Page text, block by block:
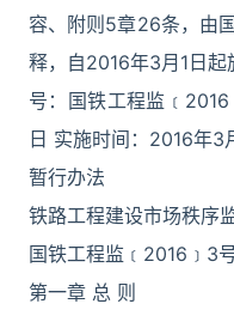
容、附则5章26条，由
释，自2016年3月1日
号：国铁工程监
日 实施时间：2016年
暂行办法
铁路工程建设市场秩序
国铁工程监﹝2016﹞3
第一章 总 则